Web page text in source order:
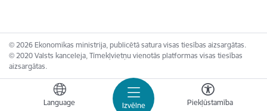
Izvēlne
Language Piekļūstamība
© 2026 Ekonomikas ministrija, publicētā satura visas tiesības aizsargātas.
© 2020 Valsts kanceleja, Tīmekļvietņu vienotās platformas visas tiesības
aizsargātas.